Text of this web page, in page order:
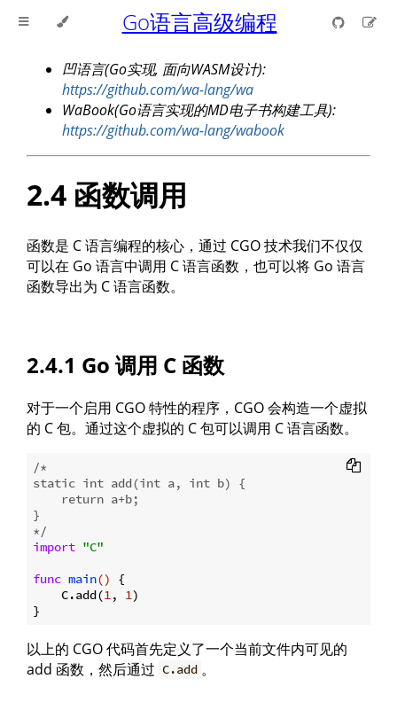
Go语言高级编程
凹语言(Go实现, 面向WASM设计):
https://github.com/wa-lang/wa
WaBook(Go语言实现的MD电子书构建工具):
https://github.com/wa-lang/wabook
2.4 函数调用
函数是 C 语言编程的核心，通过 CGO 技术我们不仅仅
可以在 Go 语言中调用 C 语言函数，也可以将 Go 语言
函数导出为 C 语言函数。
2.4.1 Go 调用 C 函数
对于一个启用 CGO 特性的程序，CGO 会构造一个虚拟
的 C 包。通过这个虚拟的 C 包可以调用 C 语言函数。
/*
static int add(int a, int b) {
    return a+b;
}
*/
import "C"
func main()
{
    C.add(
1, 1)
以上的 CGO 代码首先定义了一个当前文件内可见的
add 函数，然后通过 C.add 。